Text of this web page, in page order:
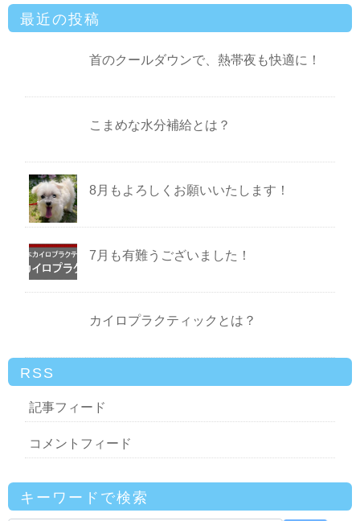
最近の投稿
首のクールダウンで、熱帯夜も快適に！
こまめな水分補給とは？
8月もよろしくお願いいたします！
7月も有難うございました！
カイロプラクティックとは？
RSS
記事フィード
コメントフィード
キーワードで検索